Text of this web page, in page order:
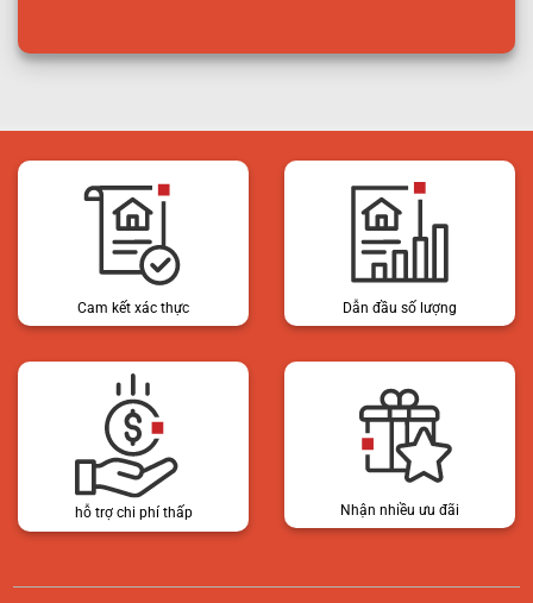
Cam kết xác thực Dẫn đầu số lượng
hỗ trợ chi phí thấp Nhận nhiều ưu đãi